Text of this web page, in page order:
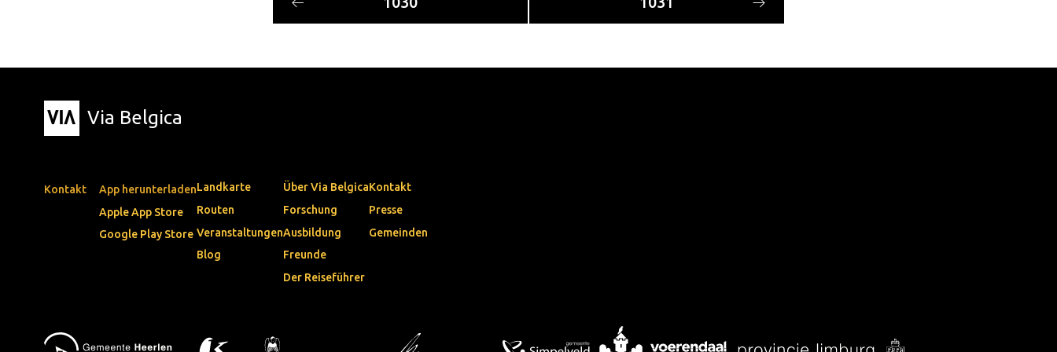
Via Belgica
Kontakt
App herunterladen
Apple App Store
Google Play Store
Landkarte
Routen
Veranstaltungen
Blog
Über Via Belgica
Forschung
Ausbildung
Freunde
Der Reiseführer
Kontakt
Presse
Gemeinden